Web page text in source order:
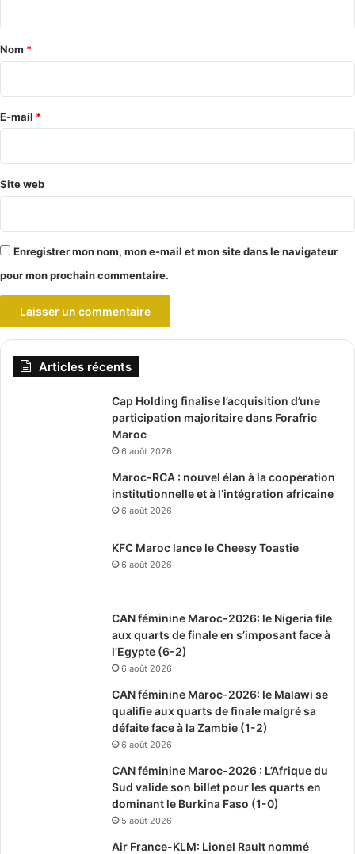
a
r
e
Nom *
E-mail *
Site web
Enregistrer mon nom, mon e-mail et mon site dans le navigateur
pour mon prochain commentaire.
Articles récents
Cap Holding finalise l’acquisition d’une
participation majoritaire dans Forafric
Maroc
6 août 2026
Maroc-RCA : nouvel élan à la coopération
institutionnelle et à l’intégration africaine
6 août 2026
KFC Maroc lance le Cheesy Toastie
6 août 2026
CAN féminine Maroc-2026: le Nigeria file
aux quarts de finale en s’imposant face à
l’Egypte (6-2)
6 août 2026
CAN féminine Maroc-2026: le Malawi se
qualifie aux quarts de finale malgré sa
défaite face à la Zambie (1-2)
6 août 2026
CAN féminine Maroc-2026 : L’Afrique du
Sud valide son billet pour les quarts en
dominant le Burkina Faso (1-0)
5 août 2026
Air France-KLM: Lionel Rault nommé